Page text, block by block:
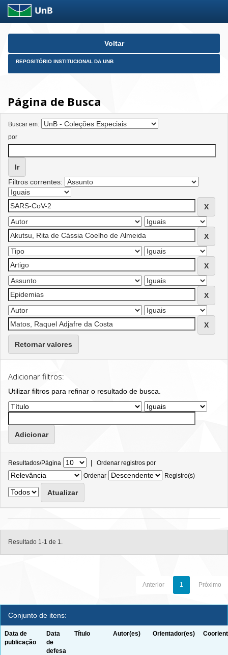
Skip
Voltar
REPOSITÓRIO INSTITUCIONAL DA UNB
Página de Busca
Buscar em:
por
Filtros correntes:
Retornar valores
Adicionar filtros:
Utilizar filtros para refinar o resultado de busca.
Resultados/Página | Ordenar registros por
Ordenar
Registro(s)
Resultado 1-1 de 1.
Anterior 1 Próximo
Conjunto de itens:
Data de
publicação
Data
de
defesa
Título Autor(es) Orientador(es)